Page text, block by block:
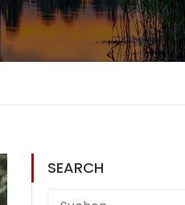
SEARCH